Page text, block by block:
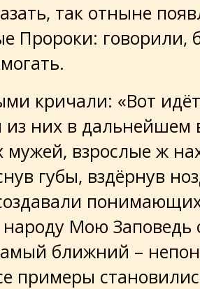
так отныне
Пророки: говорили,
кричали: «Вот
из них в
мужей, взрослые ж
губы, вздёрнув
народу Мою
ближний –
примеры